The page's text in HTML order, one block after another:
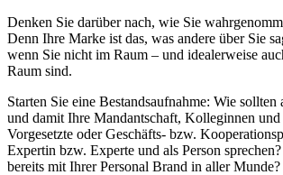
Denken Sie darüber nach, wie Sie
Denn Ihre Marke ist das, was andere über Sie
wenn Sie nicht im Raum – und idealerweise
Raum sind.
Starten Sie eine Bestandsaufnahme: Wie sollten
und damit Ihre Mandantschaft, Kolleginnen
Vorgesetzte oder Geschäfts- bzw.
Expertin bzw. Experte und als Person
bereits mit Ihrer Personal Brand in aller Munde?